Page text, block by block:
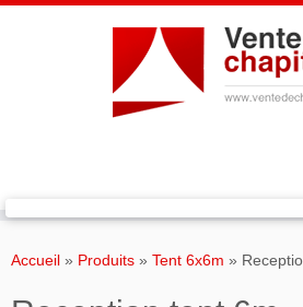
auAccueil » Produits » Tent 6x6m »